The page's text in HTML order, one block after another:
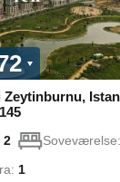
Zeytinburnu,
2 Soveværelse:
1